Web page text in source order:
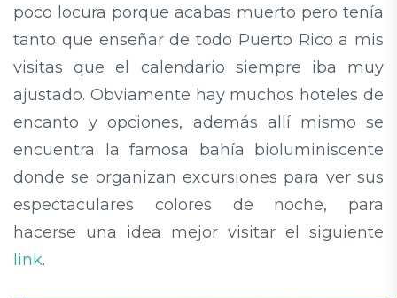
poco locura porque acabas muerto pero tenía
tanto que enseñar de todo Puerto Rico a mis
visitas que el calendario siempre iba muy
ajustado. Obviamente hay muchos hoteles de
encanto y opciones, además allí mismo se
encuentra la famosa bahía bioluminiscente
donde se organizan excursiones para ver sus
espectaculares colores de noche, para
hacerse una idea mejor visitar el siguiente
link.